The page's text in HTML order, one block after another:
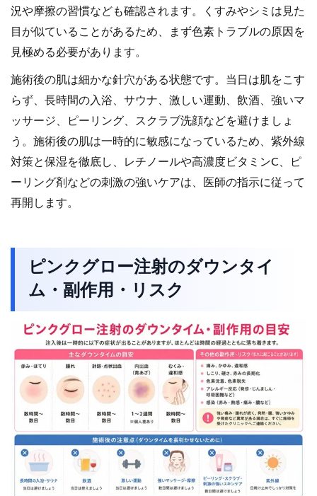
況や摩擦の習慣なども確認されます。くすみやシミは見た
目が似ていることがあるため、まず色素トラブルの原因を
見極める必要があります。
施術後の肌は細かな針穴がある状態です。当日は肌をこす
らず、長時間の入浴、サウナ、激しい運動、飲酒、強いマ
ッサージ、ピーリング、スクラブ洗顔などを避けましょ
う。施術後の肌は一時的に敏感になっているため、紫外線
対策と保湿を徹底し、レチノールや高濃度ビタミンC、ピ
ーリング剤などの刺激の強いケアは、医師の指示に従って
再開します。
ピンクグロー注射のダウンタイ
ム・副作用・リスク